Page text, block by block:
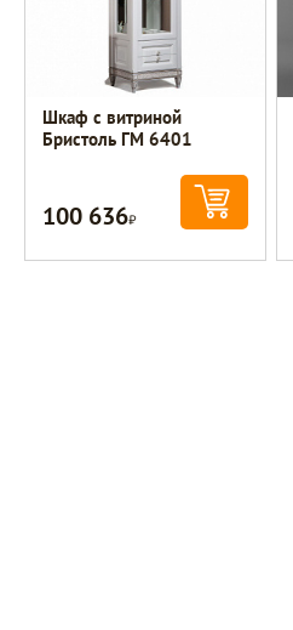
Шкаф с витриной
Бристоль ГМ 6401
100 636Р